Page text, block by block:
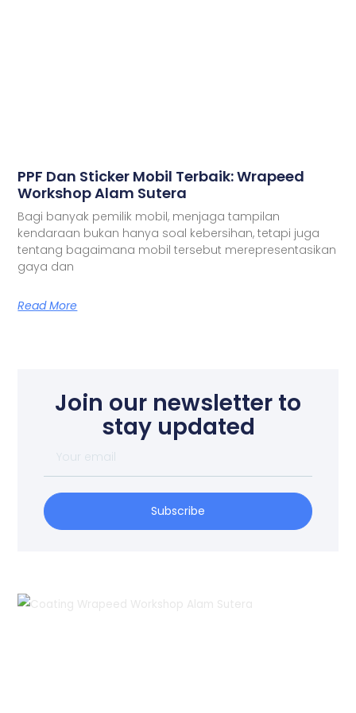
PPF Dan Sticker Mobil Terbaik: Wrapeed
Workshop Alam Sutera
Bagi banyak pemilik mobil, menjaga tampilan
kendaraan bukan hanya soal kebersihan, tetapi juga
tentang bagaimana mobil tersebut merepresentasikan
gaya dan
Read More
Join our newsletter to
stay updated
email
Subscribe